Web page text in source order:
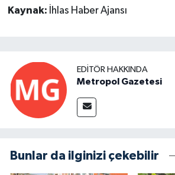
Kaynak: İhlas Haber Ajansı
EDITÖR HAKKINDA
Metropol Gazetesi
Bunlar da ilginizi çekebilir